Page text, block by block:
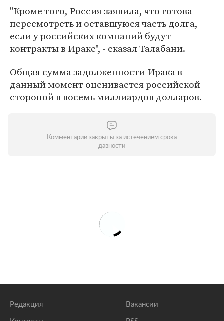
"Кроме того, Россия заявила, что готова
пересмотреть и оставшуюся часть долга,
если у российских компаний будут
контракты в Ираке", - сказал Талабани.
Общая сумма задолженности Ирака в
данный момент оценивается российской
стороной в восемь миллиардов долларов.
Комментарии закрыты за истечением срока
давности
Редакция Вакансии